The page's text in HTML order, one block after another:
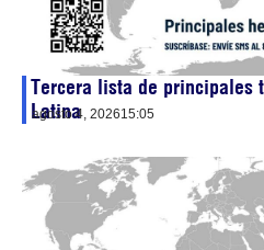
Tercera lista de principales
Latina
agosto 4, 202615:05